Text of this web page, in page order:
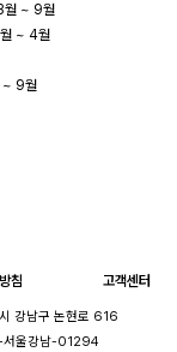
월 ~ 9월
~ 4월
9월
침 고객센터
강남구 논현로 616
서울강남-01294